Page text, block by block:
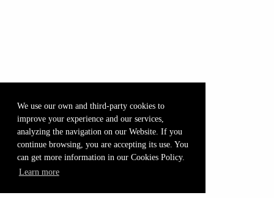
We use our own and third-party cookies to
improve your experience and our services,
analyzing the navigation on our Website. If you
continue browsing, you are accepting its use. You
can get more information in our Cookies Policy.
Learn more